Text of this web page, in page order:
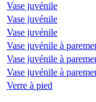
Vase juvénile
Vase juvénile
Vase juvénile
Vase juvénile à
Vase juvénile à
Vase juvénile à
Verre à pied